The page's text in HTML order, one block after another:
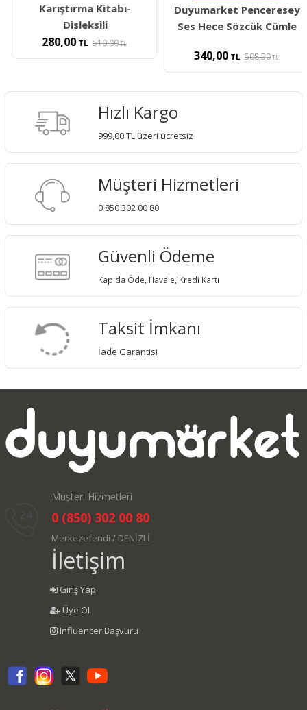
Karıştırma Kitabı-
Disleksili
280,00TL 510,00TL
Duyumarket Penceresey
Ses Hece Sözcük Cümle
340,00TL 508,50TL
Hızlı Kargo
999,00 TL üzeri ücretsiz
Müşteri Hizmetleri
0 850 302 00 80
Güvenli Ödeme
Kapıda Öde, Havale, Kredi Kartı
Taksit İmkanı
İade Garantisi
Müşteri Hizmetleri
0 (850) 302 00 80
Merkezefendi / DENİZLİ
İletişim
Giriş Yap
Üye Ol
Influencer Başvuru